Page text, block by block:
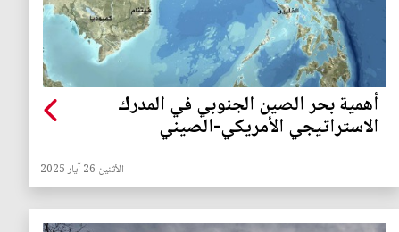
أهمية بحر الصين الجنوبي في المدرك
الاستراتيجي الأمريكي-الصيني
الأثنين 26 آيار 2025